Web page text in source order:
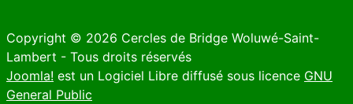
Copyright © 2026 Cercles de Bridge Woluwé-Saint-
Lambert - Tous droits réservés
Joomla! est un Logiciel Libre diffusé sous licence GNU
General Public